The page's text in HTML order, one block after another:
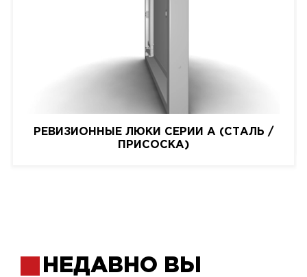
РЕВИЗИОННЫЕ ЛЮКИ СЕРИИ A (СТАЛЬ /
ПРИСОСКА)
НЕДАВНО ВЫ